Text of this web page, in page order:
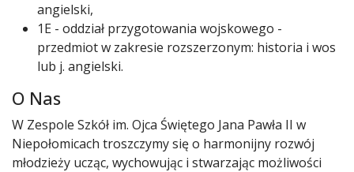
angielski,
1E - oddział przygotowania wojskowego -
przedmiot w zakresie rozszerzonym: historia i wos
lub j. angielski.
O Nas
W Zespole Szkół im. Ojca Świętego Jana Pawła II w
Niepołomicach troszczymy się o harmonijny rozwój
młodzieży ucząc, wychowując i stwarzając możliwości